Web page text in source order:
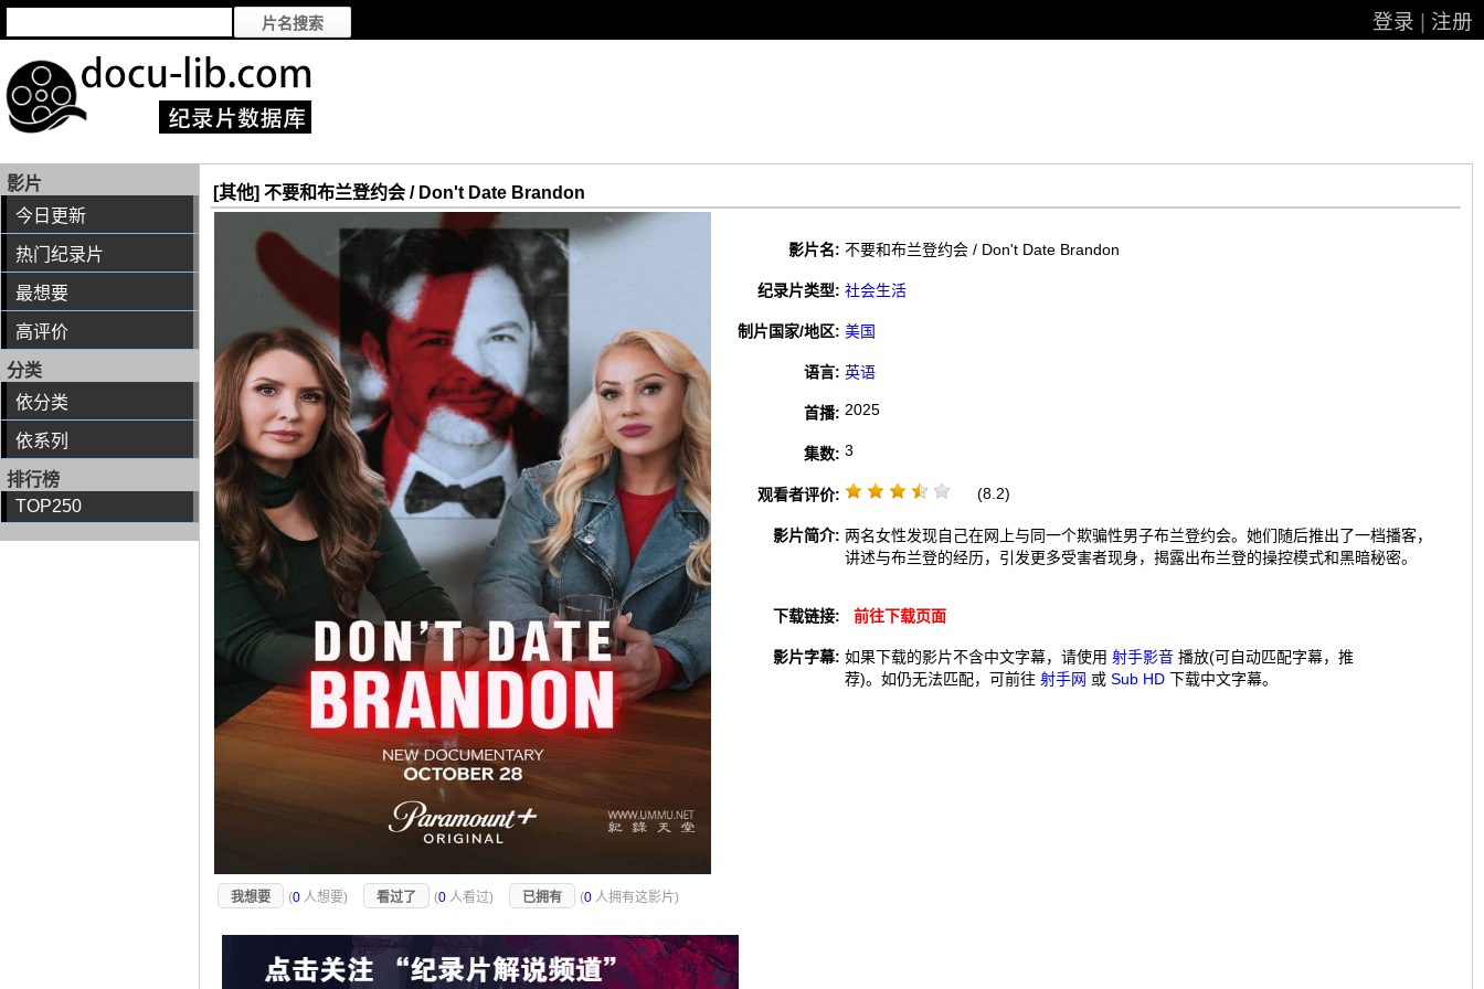
登录 注册
影片
今日更新
热门纪录片
最想要
高评价
分类
依分类
依系列
排行榜
TOP250
[其他] 不要和布兰登约会 / Don't Date Brandon
影片名: 不要和布兰登约会 / Don't Date Brandon
纪录片类型: 社会生活
制片国家/地区: 美国
语言: 英语
首播: 2025
集数: 3
观看者评价: (8.2)
影片简介: 两名女性发现自己在网上与同一个欺骗性男子布兰登约会。她们随后推出了一档播客，
讲述与布兰登的经历，引发更多受害者现身，揭露出布兰登的操控模式和黑暗秘密。
下载链接: 前往下载页面
影片字幕: 如果下载的影片不含中文字幕，请使用 射手影音 播放(可自动匹配字幕，推
荐)。如仍无法匹配，可前往 射手网 或 Sub HD 下载中文字幕。
我想要 (0 人想要) 看过了 (0 人看过) 已拥有 (0 人拥有这影片)